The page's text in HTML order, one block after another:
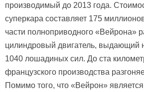
производимый до 2013 года.
суперкара составляет 175
части полноприводного «Вейрона»
цилиндровый двигатель, выдающий
1040 лошадиных сил. До ста
французского производства
Помимо того, что «Вейрон»